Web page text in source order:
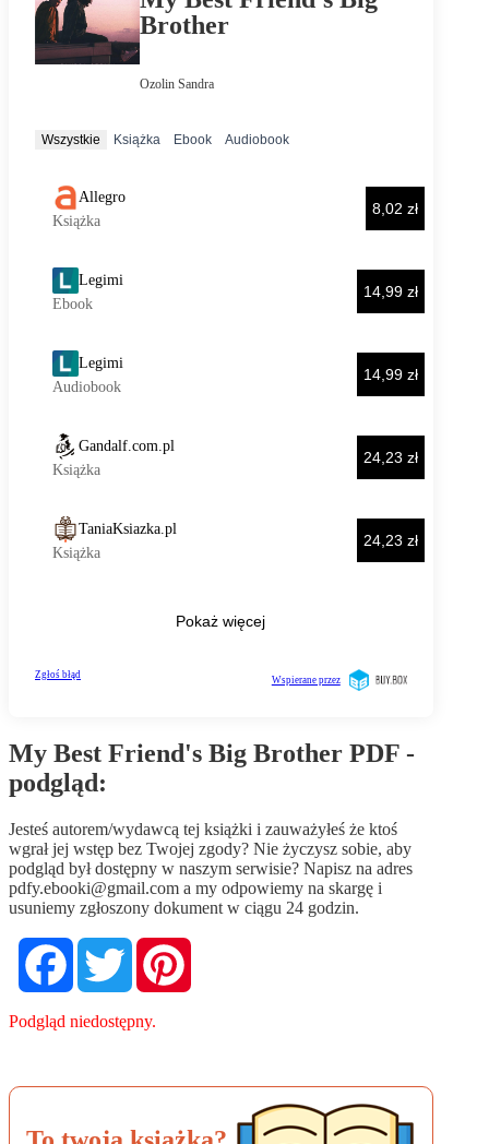
My Best Friend's Big Brother PDF -
podgląd:
Jesteś autorem/wydawcą tej książki i zauważyłeś że ktoś
wgrał jej wstęp bez Twojej zgody? Nie życzysz sobie, aby
podgląd był dostępny w naszym serwisie? Napisz na adres
pdfy.ebooki@gmail.com a my odpowiemy na skargę i
usuniemy zgłoszony dokument w ciągu 24 godzin.
FacebookTwitter
Podgląd niedostępny.